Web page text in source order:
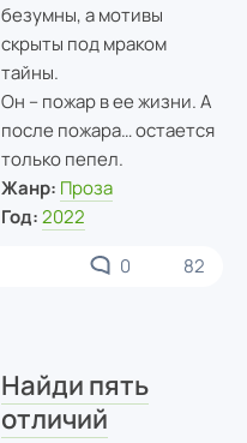
безумны, а мотивы
скрыты под мраком
тайны.
Он – пожар в ее жизни. А
после пожара… остается
только пепел.
Жанр: Проза
Год: 2022
0 82
Найди пять
отличий